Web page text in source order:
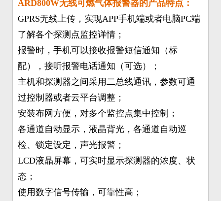
ARD800W无线可燃气体报警器的产品特点：
GPRS无线上传，实现APP手机端或者电脑PC端
了解各个探测点监控详情；
报警时，手机可以接收报警短信通知（标
配），接听报警电话通知（可选）；
主机和探测器之间采用二总线通讯，参数可通
过控制器或者云平台调整；
安装布网方便，对多个监控点集中控制；
各通道自动显示，液晶背光，各通道自动巡
检、锁定设定，声光报警；
LCD液晶屏幕，可实时显示探测器的浓度、状
态；
使用数字信号传输，可靠性高；